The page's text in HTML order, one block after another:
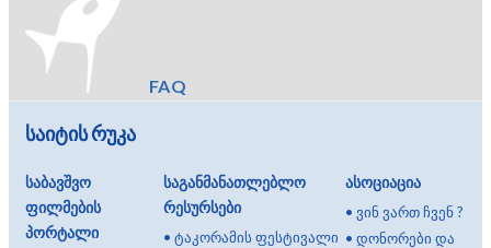
FAQ
საიტის რუკა
საბავშვო
ფილმების
პორტალი
საგანმანათლებლო
რესურსები
• ტაკორამის ფესტივალი
ასოციაცია
• ვინ ვართ ჩვენ ?
•დონორები და